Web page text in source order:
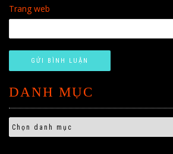
Trang web
DANH MỤC